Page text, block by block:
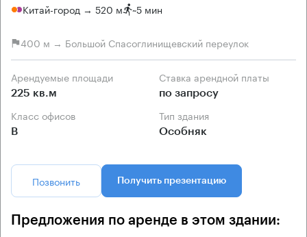
Китай-город → 520 м ~5 мин
400 м → Большой Спасоглинищевский переулок
Арендуемые площади
225 кв.м
Ставка арендной платы
по запросу
Класс офисов
B
Тип здания
Особняк
Позвонить Получить презентацию
Предложения по аренде в этом здании: